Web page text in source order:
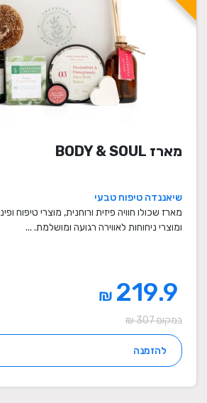
מארז BODY & SOUL
שיאננדה טיפוח טבעי
ומוצרי ניחוחות לאווירה רגועה ומושלמת. ...
219.9
₪
במקום 307 ₪
להזמנה